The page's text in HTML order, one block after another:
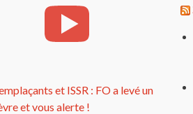
et ISSR : FO a levé un
et vous alerte !